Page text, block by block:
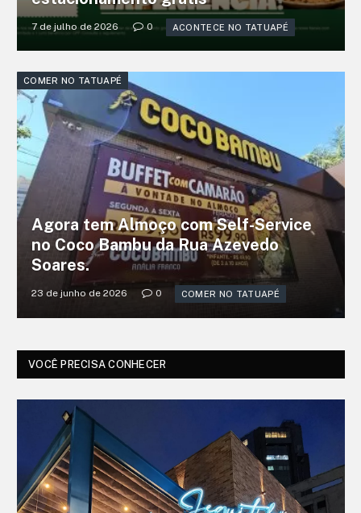
7 de julho de 2026 0 ACONTECE NO TATUAPÉ
COMER NO TATUAPÉ
Agora tem Almoço com Self-Service
no Coco Bambu da Rua Azevedo
Soares.
23 de junho de 2026 0 COMER NO TATUAPÉ
VOCÊ PRECISA CONHECER